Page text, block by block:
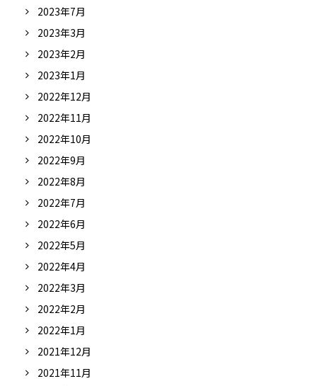
2023年7月
2023年3月
2023年2月
2023年1月
2022年12月
2022年11月
2022年10月
2022年9月
2022年8月
2022年7月
2022年6月
2022年5月
2022年4月
2022年3月
2022年2月
2022年1月
2021年12月
2021年11月